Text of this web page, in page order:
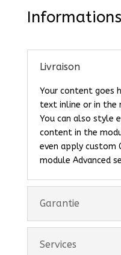
Informations
Livraison
Your content goes
text inline or in the
You can also style
content in the
even apply custom
module Advanced
Garantie
Services